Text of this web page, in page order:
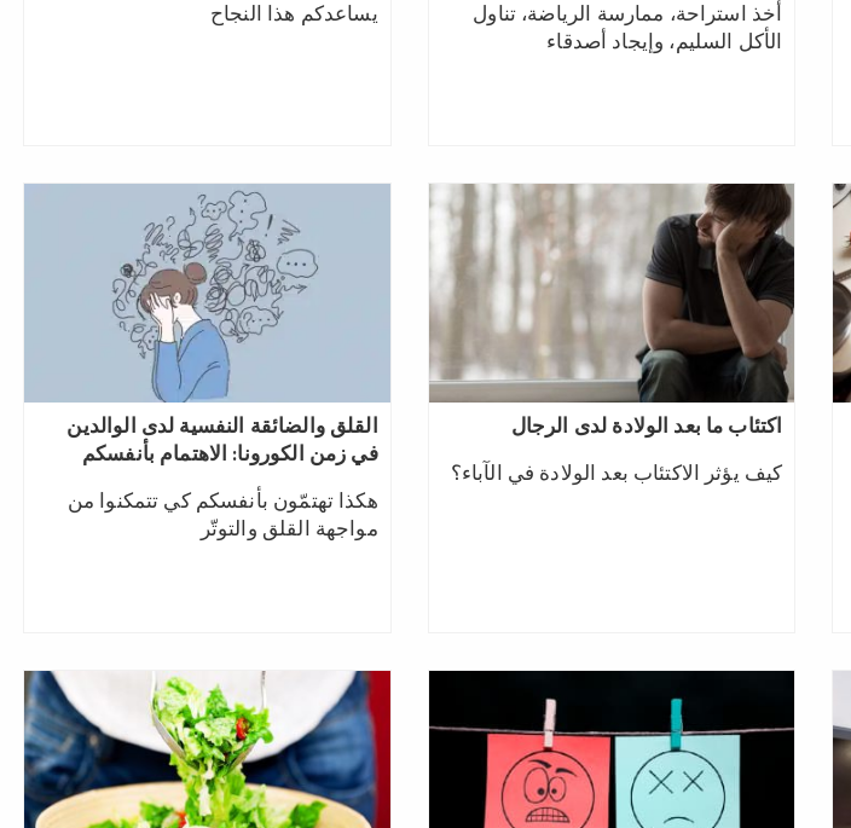
أخذ استراحة، ممارسة الرياضة، تناول
الأكل السليم، وإيجاد أصدقاء
يساعدكم هذا النجاح
اكتئاب ما بعد الولادة لدى الرجال
كيف يؤثر الاكتئاب بعد الولادة في الآباء؟
القلق والضائقة النفسية لدى الوالدين
في زمن الكورونا: الاهتمام بأنفسكم
هكذا تهتمّون بأنفسكم كي تتمكنوا من
مواجهة القلق والتوتّر